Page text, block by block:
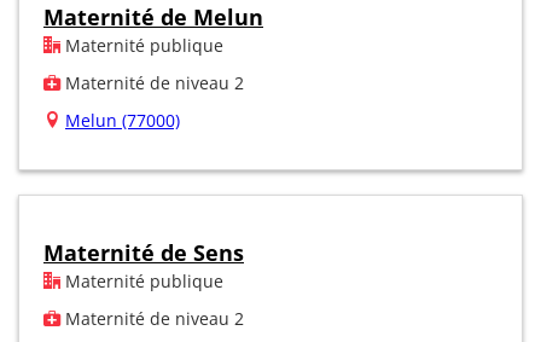
Maternité de Melun
Maternité publique
Maternité de niveau 2
Melun (77000)
Maternité de Sens
Maternité publique
Maternité de niveau 2